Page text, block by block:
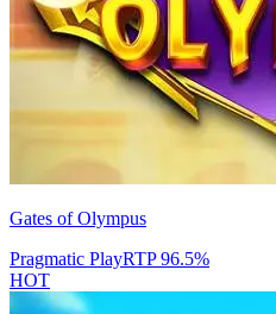
Gates of Olympus
Pragmatic PlayRTP96.5%
HOT